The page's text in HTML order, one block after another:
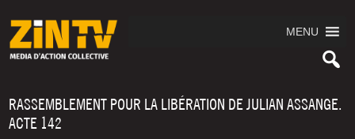
MENU
RASSEMBLEMENT POUR LA LIBÉRATION DE JULIAN ASSANGE.
ACTE 142